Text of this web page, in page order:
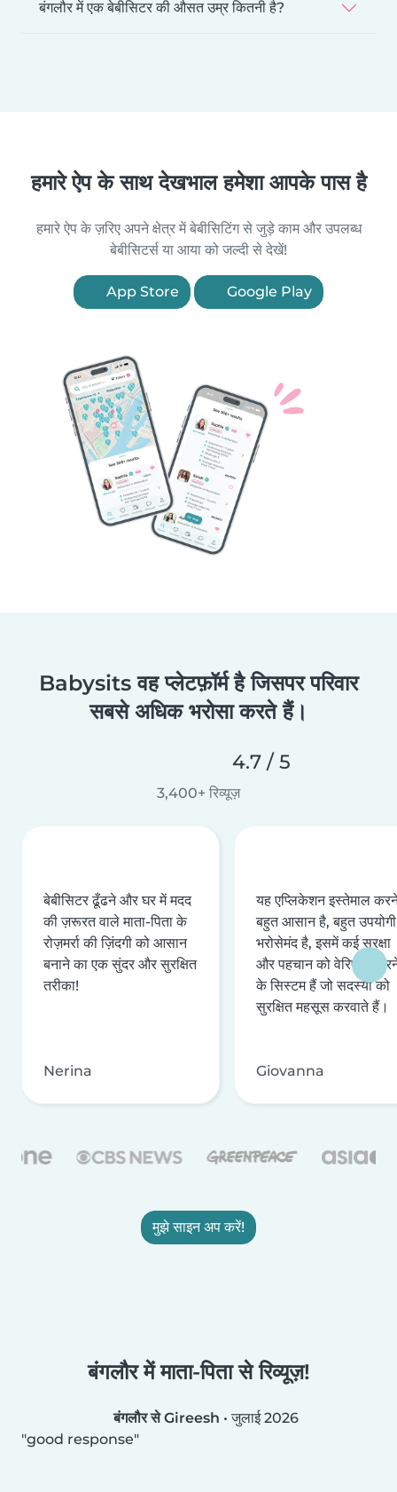
बंगलौर में एक बेबीसिटर की औसत उम्र कितनी है?
हमारे ऐप के साथ देखभाल हमेशा आपके पास है
हमारे ऐप के ज़रिए अपने क्षेत्र में बेबीसिटिंग से जुड़े काम और उपलब्ध
बेबीसिटर्स या आया को जल्दी से देखें!
App Store Google Play
Babysits वह प्लेटफ़ॉर्म है जिसपर परिवार
सबसे अधिक भरोसा करते हैं।
4.7 / 5
3,400+ रिव्यूज़
बेबीसिटर ढूँढने और घर में मदद
की ज़रूरत वाले माता-पिता के
रोज़मर्रा की ज़िंदगी को आसान
बनाने का एक सुंदर और सुरक्षित
तरीका!
Nerina
यह एप्लिकेशन इस्तेमाल
बहुत आसान है, बहुत
भरोसेमंद है, इसमें कई सुरक्षा
और पहचान को वेरिफ़ाई
के सिस्टम हैं जो सदस्यों को
सुरक्षित महसूस करवाते हैं।
Giovanna
मुझे साइन अप करें!
बंगलौर में माता-पिता से रिव्यूज़!
बंगलौर से Gireesh •जुलाई 2026
good response